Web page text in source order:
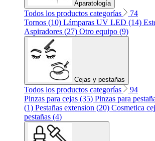
Aparatología
Todos los productos categorías
74
Tornos (10) Lámparas UV LED (14)
Aspiradores (27) Otro equipo (9)
Cejas y pestañas
Todos los productos categorías
94
Pinzas para cejas (35) Pinzas para
(1) Pestañas extension (20) Cosmetica
pestañas (4)